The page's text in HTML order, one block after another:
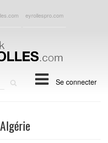
eyrollespro.com
Se connecter